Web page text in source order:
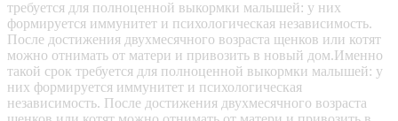
требуется для полноценной выкормки малышей: у них
формируется иммунитет и психологическая независимость.
После достижения двухмесячного возраста щенков или котят
можно отнимать от матери и привозить в новый дом.Именно
такой срок требуется для полноценной выкормки малышей: у
них формируется иммунитет и психологическая
независимость. После достижения двухмесячного возраста